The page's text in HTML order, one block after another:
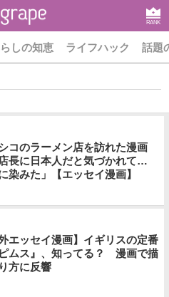
RANK
しの知恵 ライフハック 話題
コのラーメン店を訪れた漫画
長に日本人だと気づかれて…
染みた」【エッセイ漫画】
外エッセイ漫画】イギリスの定番
ムス』、知ってる？ 漫画で描
方に反響